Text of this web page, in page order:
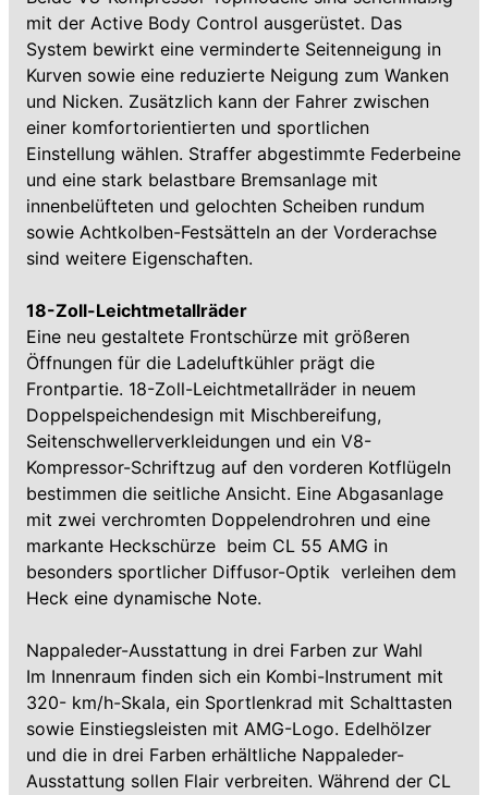
mit der Active Body Control ausgerüstet. Das
System bewirkt eine verminderte Seitenneigung in
Kurven sowie eine reduzierte Neigung zum Wanken
und Nicken. Zusätzlich kann der Fahrer zwischen
einer komfortorientierten und sportlichen
Einstellung wählen. Straffer abgestimmte Federbeine
und eine stark belastbare Bremsanlage mit
innenbelüfteten und gelochten Scheiben rundum
sowie Achtkolben-Festsätteln an der Vorderachse
sind weitere Eigenschaften.
18-Zoll-Leichtmetallräder
Eine neu gestaltete Frontschürze mit größeren
Öffnungen für die Ladeluftkühler prägt die
Frontpartie. 18-Zoll-Leichtmetallräder in neuem
Doppelspeichendesign mit Mischbereifung,
Seitenschwellerverkleidungen und ein V8-
Kompressor-Schriftzug auf den vorderen Kotflügeln
bestimmen die seitliche Ansicht. Eine Abgasanlage
mit zwei verchromten Doppelendrohren und eine
markante Heckschürze  beim CL 55 AMG in
besonders sportlicher Diffusor-Optik  verleihen dem
Heck eine dynamische Note.
Nappaleder-Ausstattung in drei Farben zur Wahl
Im Innenraum finden sich ein Kombi-Instrument mit
320- km/h-Skala, ein Sportlenkrad mit Schalttasten
sowie Einstiegsleisten mit AMG-Logo. Edelhölzer
und die in drei Farben erhältliche Nappaleder-
Ausstattung sollen Flair verbreiten. Während der CL